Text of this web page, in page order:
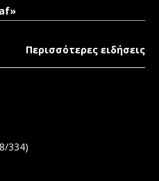
Περισσότερες ειδήσεις
334)